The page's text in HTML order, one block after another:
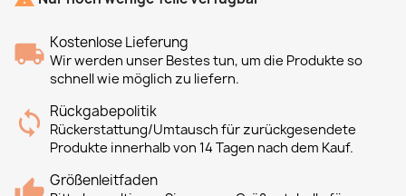
Kostenlose Lieferung
Wir werden unser Bestes tun, um die Produkte so
schnell wie möglich zu liefern.
Rückgabepolitik
Rückerstattung/Umtausch für zurückgesendete
Produkte innerhalb von 14 Tagen nach dem Kauf.
Größenleitfaden